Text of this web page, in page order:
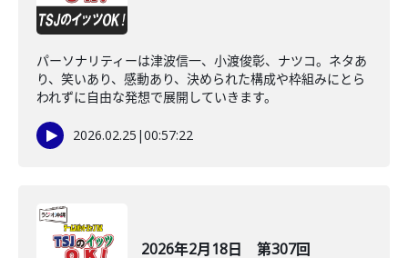
パーソナリティーは津波信一、小渡俊彰、ナツコ。ネタあ
り、笑いあり、感動あり、決められた構成や枠組みにとら
われずに自由な発想で展開していきます。
2026.02.25 |00:57:22
2026年2月18日 第307回